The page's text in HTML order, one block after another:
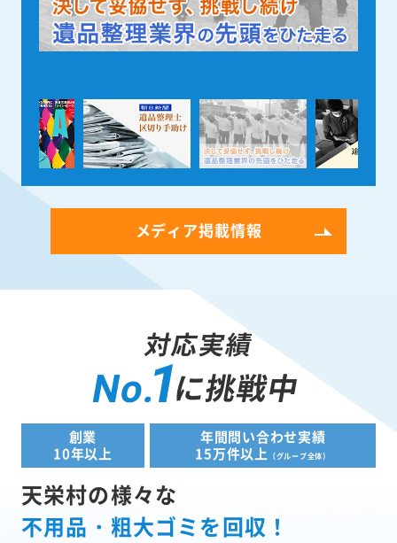
メディア掲載情報
対応実績
No.1に挑戦中
創業
10年以上
年間問い合わせ実績
15万件以上
（グループ全体）
天栄村の様々な
不用品・粗大ゴミを回収！